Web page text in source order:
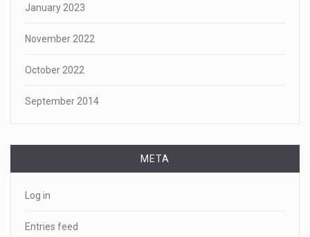
January 2023
November 2022
October 2022
September 2014
META
Log in
Entries feed